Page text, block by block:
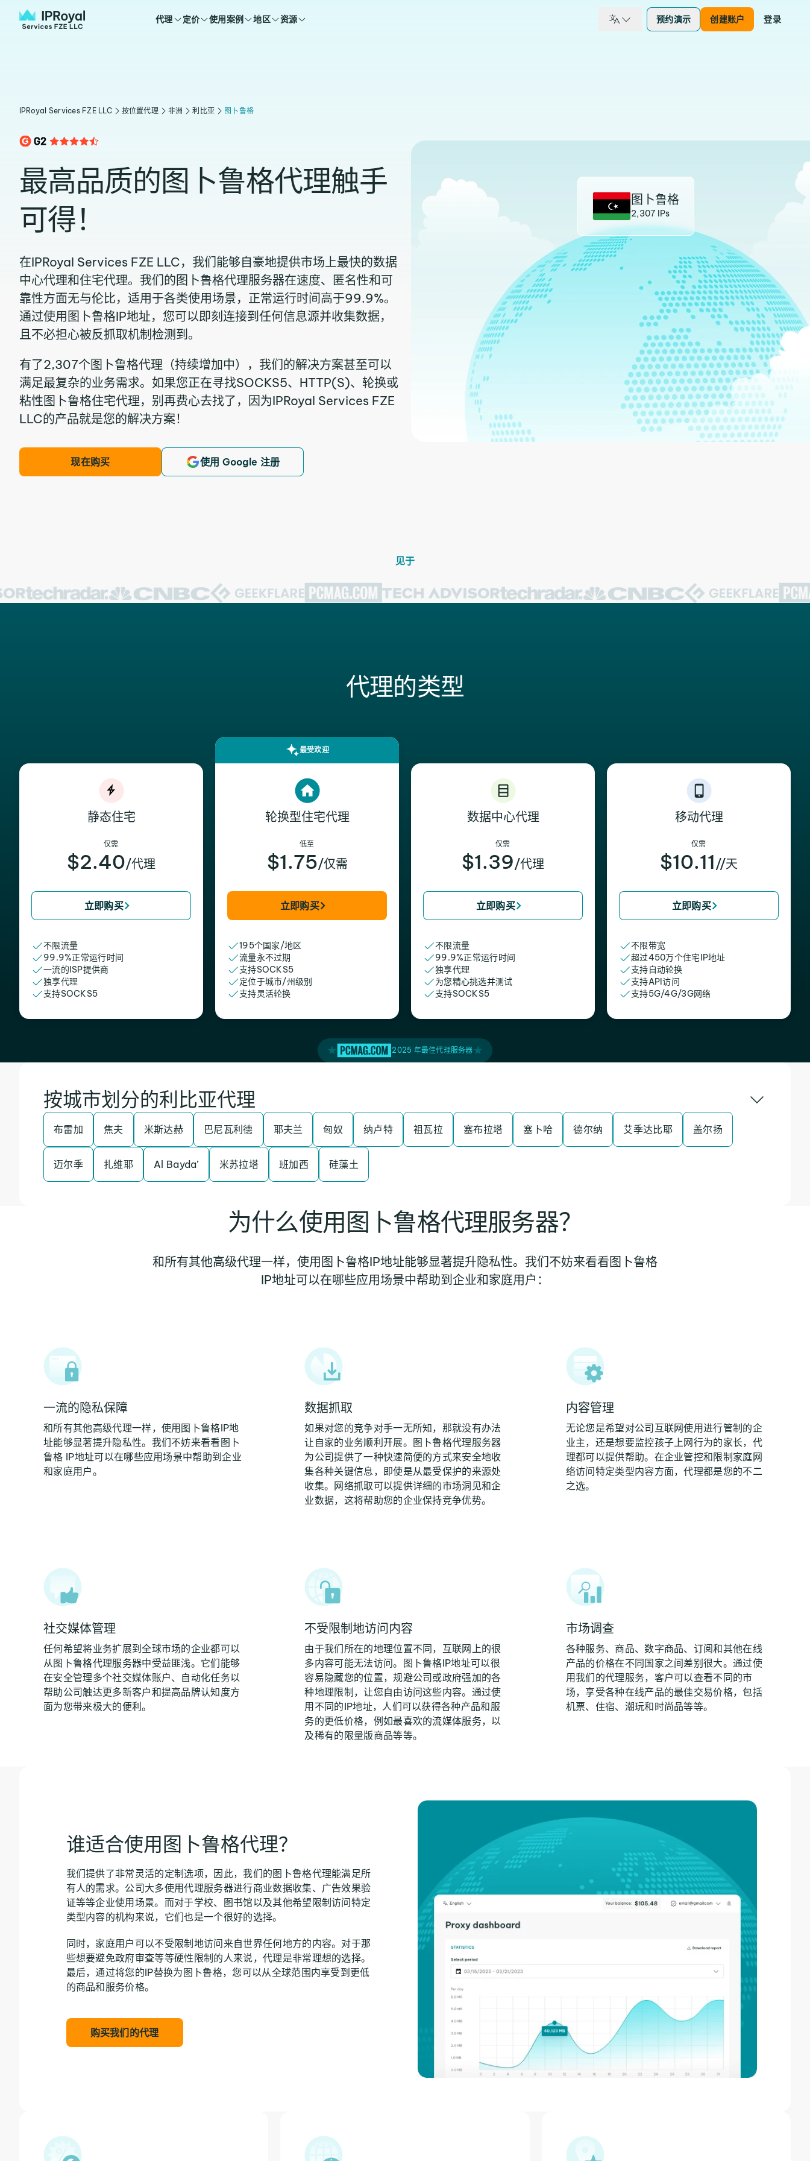
代理 定价 使用案例 地区 资源 预约演示 创建账户 登录
IPRoyal Services FZE LLC 按位置代理 非洲 利比亚 图卜鲁格
最高品质的图卜鲁格代理触手
可得！
在IPRoyal Services FZE LLC，我们能够自豪地提供市场上最快的数据
中心代理和住宅代理。我们的图卜鲁格代理服务器在速度、匿名性和可
靠性方面无与伦比，适用于各类使用场景，正常运行时间高于99.9%。
通过使用图卜鲁格IP地址，您可以即刻连接到任何信息源并收集数据，
且不必担心被反抓取机制检测到。
有了2,307个图卜鲁格代理（持续增加中），我们的解决方案甚至可以
满足最复杂的业务需求。如果您正在寻找SOCKS5、HTTP(S)、轮换或
粘性图卜鲁格住宅代理，别再费心去找了，因为IPRoyal Services FZE
LLC的产品就是您的解决方案！
现在购买 使用 Google 注册
图卜鲁格
2,307 IPs
见于
代理的类型
静态住宅
仅需
$2.40/代理
立即购买
不限流量
99.9%正常运行时间
一流的ISP提供商
独享代理
支持SOCKS5
最受欢迎
轮换型住宅代理
低至
$1.75/仅需
立即购买
195个国家/地区
流量永不过期
支持SOCKS5
定位于城市/州级别
支持灵活轮换
数据中心代理
仅需
$1.39/代理
立即购买
不限流量
99.9%正常运行时间
独享代理
为您精心挑选并测试
支持SOCKS5
移动代理
仅需
$10.11 //天
立即购买
不限带宽
超过450万个住宅IP地址
支持自动轮换
支持API访问
支持5G/4G/3G网络
2025 年最佳代理服务器
按城市划分的利比亚代理
布雷加 焦夫 米斯达赫 巴尼瓦利德 耶夫兰 匈奴 纳卢特 祖瓦拉 塞布拉塔 塞卜哈 德尔纳 艾季达比耶 盖尔扬
迈尔季 扎维耶 Al Bayda’ 米苏拉塔 班加西 硅藻土
为什么使用图卜鲁格代理服务器？
和所有其他高级代理一样，使用图卜鲁格IP地址能够显著提升隐私性。我们不妨来看看图卜鲁格
IP地址可以在哪些应用场景中帮助到企业和家庭用户：
一流的隐私保障
和所有其他高级代理一样，使用图卜鲁格IP地
址能够显著提升隐私性。我们不妨来看看图卜
鲁格 IP地址可以在哪些应用场景中帮助到企业
和家庭用户。
数据抓取
如果对您的竞争对手一无所知，那就没有办法
让自家的业务顺利开展。图卜鲁格代理服务器
为公司提供了一种快速简便的方式来安全地收
集各种关键信息，即使是从最受保护的来源处
收集。网络抓取可以提供详细的市场洞见和企
业数据，这将帮助您的企业保持竞争优势。
内容管理
无论您是希望对公司互联网使用进行管制的企
业主，还是想要监控孩子上网行为的家长，代
理都可以提供帮助。在企业管控和限制家庭网
络访问特定类型内容方面，代理都是您的不二
之选。
社交媒体管理
任何希望将业务扩展到全球市场的企业都可以
从图卜鲁格代理服务器中受益匪浅。它们能够
在安全管理多个社交媒体账户、自动化任务以
帮助公司触达更多新客户和提高品牌认知度方
面为您带来极大的便利。
不受限制地访问内容
由于我们所在的地理位置不同，互联网上的很
多内容可能无法访问。图卜鲁格IP地址可以很
容易隐藏您的位置，规避公司或政府强加的各
种地理限制，让您自由访问这些内容。通过使
用不同的IP地址，人们可以获得各种产品和服
务的更低价格，例如最喜欢的流媒体服务，以
及稀有的限量版商品等等。
市场调查
各种服务、商品、数字商品、订阅和其他在线
产品的价格在不同国家之间差别很大。通过使
用我们的代理服务，客户可以查看不同的市
场，享受各种在线产品的最佳交易价格，包括
机票、住宿、潮玩和时尚品等等。
谁适合使用图卜鲁格代理？
我们提供了非常灵活的定制选项，因此，我们的图卜鲁格代理能满足所
有人的需求。公司大多使用代理服务器进行商业数据收集、广告效果验
证等等企业使用场景。而对于学校、图书馆以及其他希望限制访问特定
类型内容的机构来说，它们也是一个很好的选择。
同时，家庭用户可以不受限制地访问来自世界任何地方的内容。对于那
些想要避免政府审查等等硬性限制的人来说，代理是非常理想的选择。
最后，通过将您的IP替换为图卜鲁格，您可以从全球范围内享受到更低
的商品和服务价格。
购买我们的代理